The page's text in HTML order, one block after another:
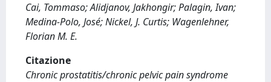
Cai, Tommaso; Alidjanov, Jakhongir; Palagin, Ivan;
Medina-Polo, José; Nickel, J. Curtis; Wagenlehner,
Florian M. E.
Citazione
Chronic prostatitis/chronic pelvic pain syndrome